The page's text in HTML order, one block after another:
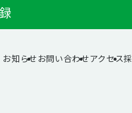
お知らせ お問い合わせアクセス